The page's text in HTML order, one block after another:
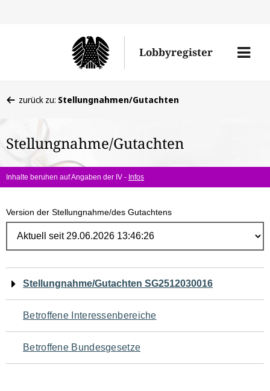
Lobbyregister
Menü
befinden
hier:
zurück zu: Stellungnahmen/Gutachten
Stellungnahme/Gutachten
Inhalte beruhen auf Angaben der IV - Infos
Version der Stellungnahme/des Gutachtens
Navigation
für
den
Seiteninhalt
Stellungnahme/Gutachten SG2512030016
Betroffene Interessenbereiche
Betroffene Bundesgesetze